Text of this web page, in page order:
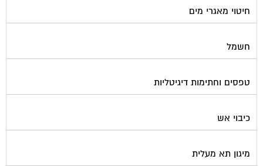
חיטוי מאגרי מים
חשמל
טפסים וחתימות דיגיטליות
כיבוי אש
מיגון תא מעלית